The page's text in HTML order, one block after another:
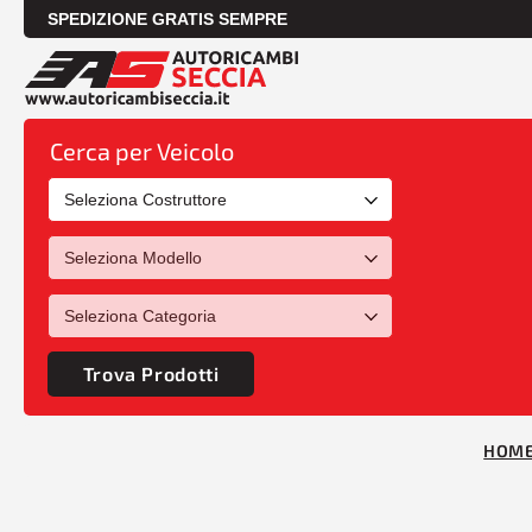
SPEDIZIONE GRATIS SEMPRE
Cerca per Veicolo
Trova Prodotti